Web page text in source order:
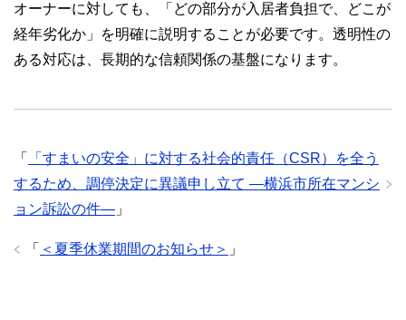
オーナーに対しても、「どの部分が入居者負担で、どこが
経年劣化か」を明確に説明することが必要です。透明性の
ある対応は、長期的な信頼関係の基盤になります。
「
「すまいの安全」に対する社会的責任（CSR）を全う
するため、調停決定に異議申し立て —横浜市所在マンシ
ョン訴訟の件— 」
「 ＜夏季休業期間のお知らせ＞ 」